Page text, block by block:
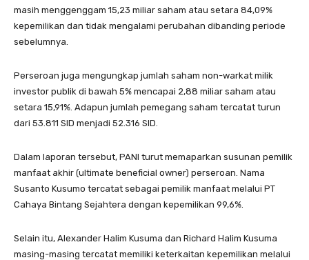
masih menggenggam 15,23 miliar saham atau setara 84,09%
kepemilikan dan tidak mengalami perubahan dibanding periode
sebelumnya.
Perseroan juga mengungkap jumlah saham non-warkat milik
investor publik di bawah 5% mencapai 2,88 miliar saham atau
setara 15,91%. Adapun jumlah pemegang saham tercatat turun
dari 53.811 SID menjadi 52.316 SID.
Dalam laporan tersebut, PANI turut memaparkan susunan pemilik
manfaat akhir (ultimate beneficial owner) perseroan. Nama
Susanto Kusumo tercatat sebagai pemilik manfaat melalui PT
Cahaya Bintang Sejahtera dengan kepemilikan 99,6%.
Selain itu, Alexander Halim Kusuma dan Richard Halim Kusuma
masing-masing tercatat memiliki keterkaitan kepemilikan melalui